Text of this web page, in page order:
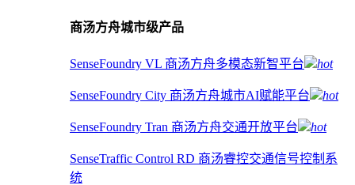
商汤方舟城市级产品
SenseFoundry VL 商汤方舟多模态新智平台 hot
SenseFoundry City 商汤方舟城市AI赋能平台 hot
SenseFoundry Tran 商汤方舟交通开放平台 hot
SenseTraffic Control RD 商汤睿控交通信号控制系
统